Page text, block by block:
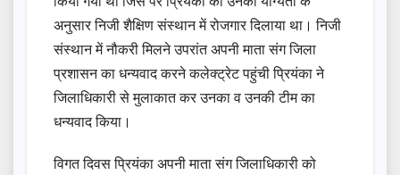
अनुसार निजी शैक्षिण संस्थान में रोजगार दिलाया था। निजी
संस्थान में नौकरी मिलने उपरांत अपनी माता संग जिला
प्रशासन का धन्यवाद करने कलेक्ट्रेट पहुंची प्रियंका ने
जिलाधिकारी से मुलाकात कर उनका व उनकी टीम का
धन्यवाद किया।
विगत दिवस प्रियंका अपनी माता संग जिलाधिकारी को